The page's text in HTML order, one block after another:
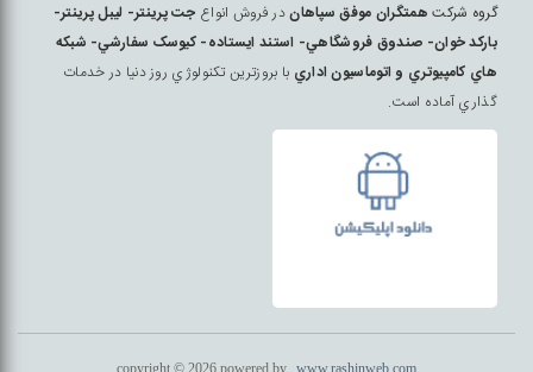
گروه شرکت همتگران موفق سپاهاندر فروش انواع جت پرينتر- ليبل پرينتر-
بارکد خوان- صندوق فروشگاهي- استند ايستاده- کيوسک سفارشي- شبکه
هاي کامپيوتري و اتوماسيون اداري با بروزترين تکنولوژي روز دنيا در خدمات
گذاري آماده است.
copyright © 2026 powered by www.rashinweb.com